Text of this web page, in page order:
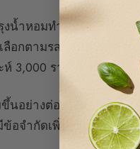
น้ำหอมทำงานกับวัตถุดิ
ลือกตามรสนิยมส่วนตัว
3,000 รายการมีจำหน่า
นอย่างต่อเนื่อง เนื่องจ
อจำกัดเพิ่มมากขึ้น)